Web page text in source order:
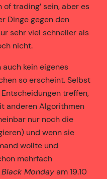
trading’ sein, aber es
Dinge gegen den
sehr viel schneller als
nicht.
kein eigenes
so erscheint. Selbst
treffen,
anderen Algorithmen
nur noch die
und wenn sie
wollte und
mehrfach
Black Mondayam 19.10